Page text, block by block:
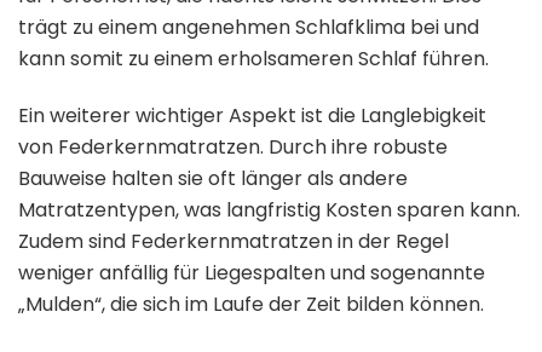
trägt zu einem angenehmen Schlafklima bei und
kann somit zu einem erholsameren Schlaf führen.
Ein weiterer wichtiger Aspekt ist die Langlebigkeit
von Federkernmatratzen. Durch ihre robuste
Bauweise halten sie oft länger als andere
Matratzentypen, was langfristig Kosten sparen kann.
Zudem sind Federkernmatratzen in der Regel
weniger anfällig für Liegespalten und sogenannte
„Mulden“, die sich im Laufe der Zeit bilden können.